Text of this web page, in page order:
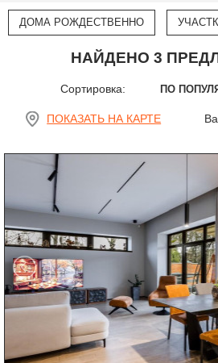
ДОМА РОЖДЕСТВЕННО
НАЙДЕНО 3
Сортировка:
ПОКАЗАТЬ НА КАРТЕ